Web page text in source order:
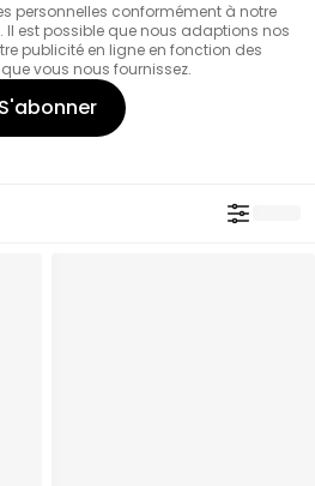
personnelles conformément à notre
. Il est possible que nous adaptions nos
publicité en ligne en fonction des
vous nous fournissez.
S'abonner